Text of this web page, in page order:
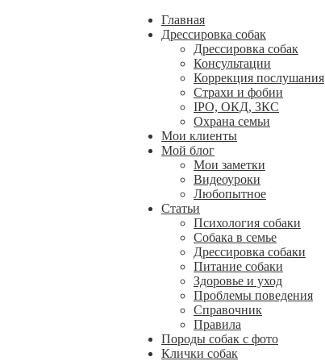
Главная
Дрессировка собак
Дрессировка собак
Консультации
Коррекция послушания
Страхи и фобии
IPO, ОКД, ЗКС
Охрана семьи
Мои клиенты
Мой блог
Мои заметки
Видеоуроки
Любопытное
Статьи
Психология собаки
Собака в семье
Дрессировка собаки
Питание собаки
Здоровье и уход
Проблемы поведения
Справочник
Правила
Породы собак с фото
Клички собак